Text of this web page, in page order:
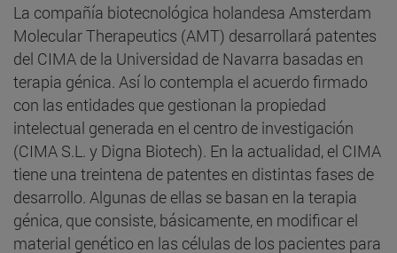
La compañía biotecnológica holandesa Amsterdam
Molecular Therapeutics (AMT) desarrollará patentes
del CIMA de la Universidad de Navarra basadas en
terapia génica. Así lo contempla el acuerdo firmado
con las entidades que gestionan la propiedad
intelectual generada en el centro de investigación
(CIMA S.L. y Digna Biotech). En la actualidad, el CIMA
tiene una treintena de patentes en distintas fases de
desarrollo. Algunas de ellas se basan en la terapia
génica, que consiste, básicamente, en modificar el
material genético en las células de los pacientes para